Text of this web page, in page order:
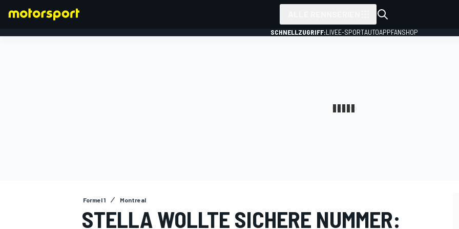
SCHNELLZUGRIFF:LIVEE-SPORTAUTOAPPFANSHOP
Formel 1 Montreal
STELLA WOLLTE SICHERE NUMMER: